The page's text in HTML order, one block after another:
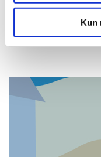
Kun
med andre unge i